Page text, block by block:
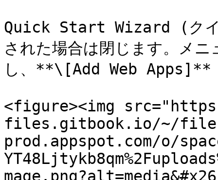
Quick Start Wizard (クイ
された場合は閉じます。
し、**\[Add Web Apps]**
<figure><img
files.gitbook.io/~/
prod.appspot.com/o/